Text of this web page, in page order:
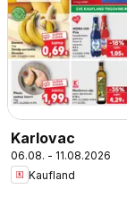
Karlovac
06.08. - 11.08.2026
Kaufland